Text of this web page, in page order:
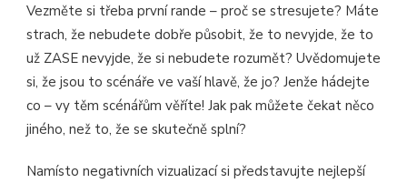
Vezměte si třeba první rande – proč se stresujete? Máte
strach, že nebudete dobře působit, že to nevyjde, že to
už ZASE nevyjde, že si nebudete rozumět? Uvědomujete
si, že jsou to scénáře ve vaší hlavě, že jo? Jenže hádejte
co – vy těm scénářům věříte! Jak pak můžete čekat něco
jiného, než to, že se skutečně splní?
Namísto negativních vizualizací si představujte nejlepší